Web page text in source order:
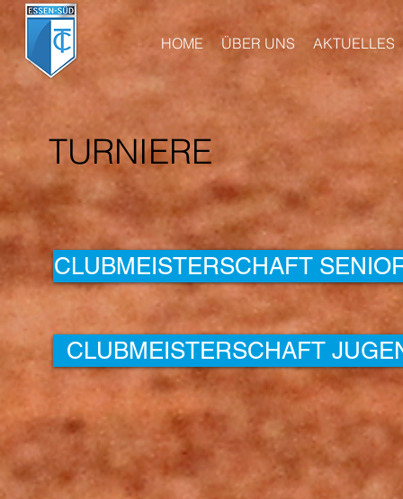
HOME ÜBER UNS AKTUELLES
TURNIERE
CLUBMEISTERSCHAFT
CLUBMEISTERSCHAFT